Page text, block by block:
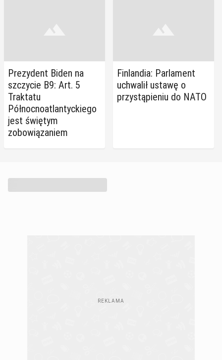
Prezydent Biden na
szczycie B9: Art. 5
Traktatu
Północnoatlantyckiego
jest świętym
zobowiązaniem
Finlandia: Parlament
uchwalił ustawę o
przystąpieniu do NATO